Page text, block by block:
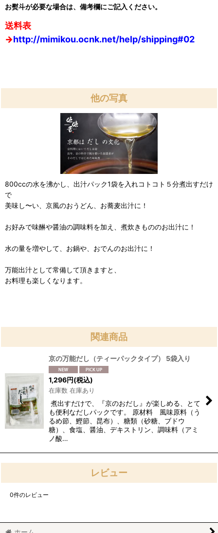
お熨斗が必要な場合は、備考欄にご記入ください。
送料表
→http://mimikou.ocnk.net/help/shipping#02
他の写真
800ccの水を沸かし、出汁パック1袋を入れコトコト５分煮出すだけ
で
美味し〜い、京風のおうどん、お蕎麦出汁に！
お好みで味醂や醤油の調味料を加え、煮炊きもののお出汁に！
水の量を増やして、お鍋や、おでんのお出汁に！
万能出汁として常備して頂きますと、
お料理も楽しくなります。
関連商品
京の万能だし（ティーパックタイプ） 5袋入り
1,296円(税込)
在庫数 在庫あり
煮出すだけで、『京のおだし』が楽しめる、とて
も便利なだしパックです。 原材料 風味原料（う
るめ節、鰹節、昆布）、糖類（砂糖、ブドウ
糖）、食塩、醤油、デキストリン、調味料（アミ
ノ酸…
レビュー
0件のレビュー